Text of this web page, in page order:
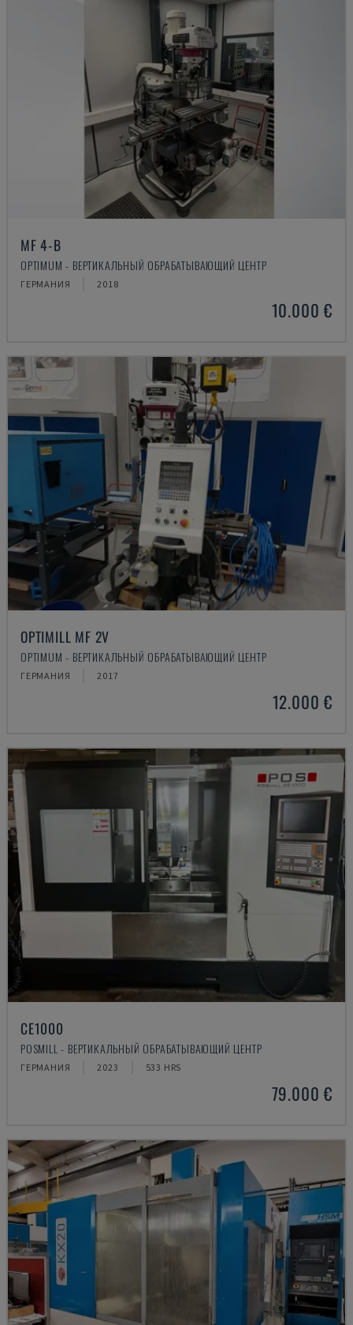
MF 4-B
OPTIMUM - ВЕРТИКАЛЬНЫЙ ОБРАБАТЫВАЮЩИЙ ЦЕНТР
ГЕРМАНИЯ 2018
10.000 €
OPTIMILL MF 2V
OPTIMUM - ВЕРТИКАЛЬНЫЙ ОБРАБАТЫВАЮЩИЙ ЦЕНТР
ГЕРМАНИЯ 2017
12.000 €
CE1000
POSMILL - ВЕРТИКАЛЬНЫЙ ОБРАБАТЫВАЮЩИЙ ЦЕНТР
ГЕРМАНИЯ 2023 533 HRS
79.000 €